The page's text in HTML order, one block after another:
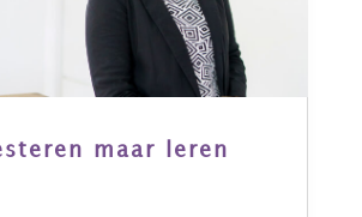
maar leren